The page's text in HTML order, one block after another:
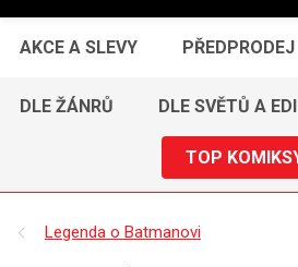
AKCE A SLEVY PŘEDPRODEJ
DLE ŽÁNRŮ DLE SVĚTŮ A
TOP
Legenda o Batmanovi